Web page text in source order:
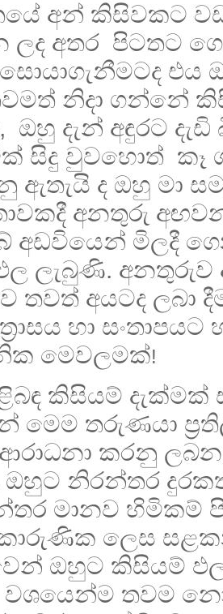
අන් කිසිවකට
අතර පිටතට
එය
නිදා ගන්නේ
ඔහු දැන් අඳුරට
සිදු වුවහොත් කෑ
ද ඔහු මා
අනතුරු
අඩවියෙන් මිලදී
ලැබුණි.
තවත් අයටද ලබා
හා
මෙවලමක්!
කිසියම්
මෙම තරුණයා
කරනු ලබන
ඔහුට නිරන්තර
මානව හිමිකම්
ලෙස
ඔහුට කිසියම්
වශයෙන්ම තවම